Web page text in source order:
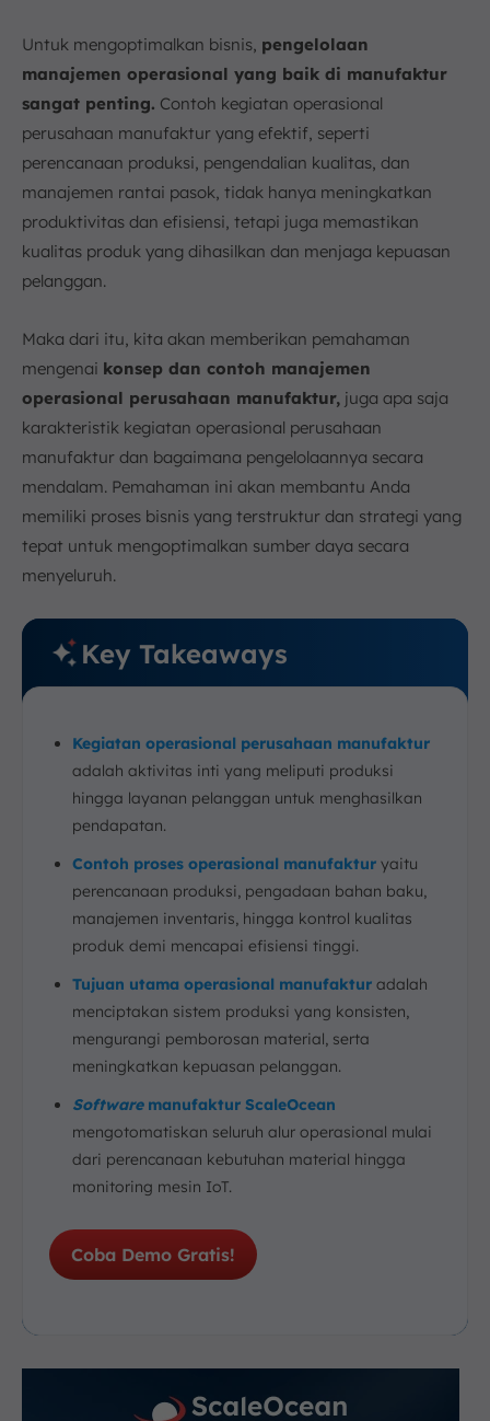
15. Sinkronisasi Permintaan dan Produksi
16. Pengendalian Biaya Produksi
Tujuan Kegiatan Operasional Perusahaan Manufaktur
1. Menjaga Alur Kerja Produksi yang Lancar
2. Mengurangi Pemborosan
3. Menciptakan Produk yang Lebih Baik
4. Menjaga Standar Kualitas yang Tinggi
5. Mencapai Keberhasilan Finansial
6. Meningkatkan Kepuasan Pelanggan
dengan Software Manufaktur ScaleOcean
Kesimpulan
FAQ:
Untuk mengoptimalkan bisnis, pengelolaan
manajemen operasional yang baik di manufaktur
sangat penting. Contoh kegiatan operasional
perusahaan manufaktur yang efektif, seperti
perencanaan produksi, pengendalian kualitas, dan
manajemen rantai pasok, tidak hanya meningkatkan
produktivitas dan efisiensi, tetapi juga memastikan
kualitas produk yang dihasilkan dan menjaga kepuasan
pelanggan.
Maka dari itu, kita akan memberikan pemahaman
mengenai konsep dan contoh manajemen
operasional perusahaan manufaktur, juga apa saja
karakteristik kegiatan operasional perusahaan
manufaktur dan bagaimana pengelolaannya secara
mendalam. Pemahaman ini akan membantu Anda
memiliki proses bisnis yang terstruktur dan strategi yang
tepat untuk mengoptimalkan sumber daya secara
menyeluruh.
Key Takeaways
Kegiatan operasional perusahaan manufaktur
adalah aktivitas inti yang meliputi produksi
hingga layanan pelanggan untuk menghasilkan
pendapatan.
Contoh proses operasional manufaktur yaitu
perencanaan produksi, pengadaan bahan baku,
manajemen inventaris, hingga kontrol kualitas
produk demi mencapai efisiensi tinggi.
Tujuan utama operasional manufaktur adalah
menciptakan sistem produksi yang konsisten,
mengurangi pemborosan material, serta
meningkatkan kepuasan pelanggan.
Softwaremanufaktur ScaleOcean
mengotomatiskan seluruh alur operasional mulai
dari perencanaan kebutuhan material hingga
monitoring mesin IoT.
Coba Demo Gratis!